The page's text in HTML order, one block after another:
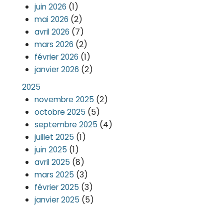
juin 2026 (1)
mai 2026 (2)
avril 2026 (7)
mars 2026 (2)
février 2026 (1)
janvier 2026 (2)
2025
novembre 2025 (2)
octobre 2025 (5)
septembre 2025 (4)
juillet 2025 (1)
juin 2025 (1)
avril 2025 (8)
mars 2025 (3)
février 2025 (3)
janvier 2025 (5)